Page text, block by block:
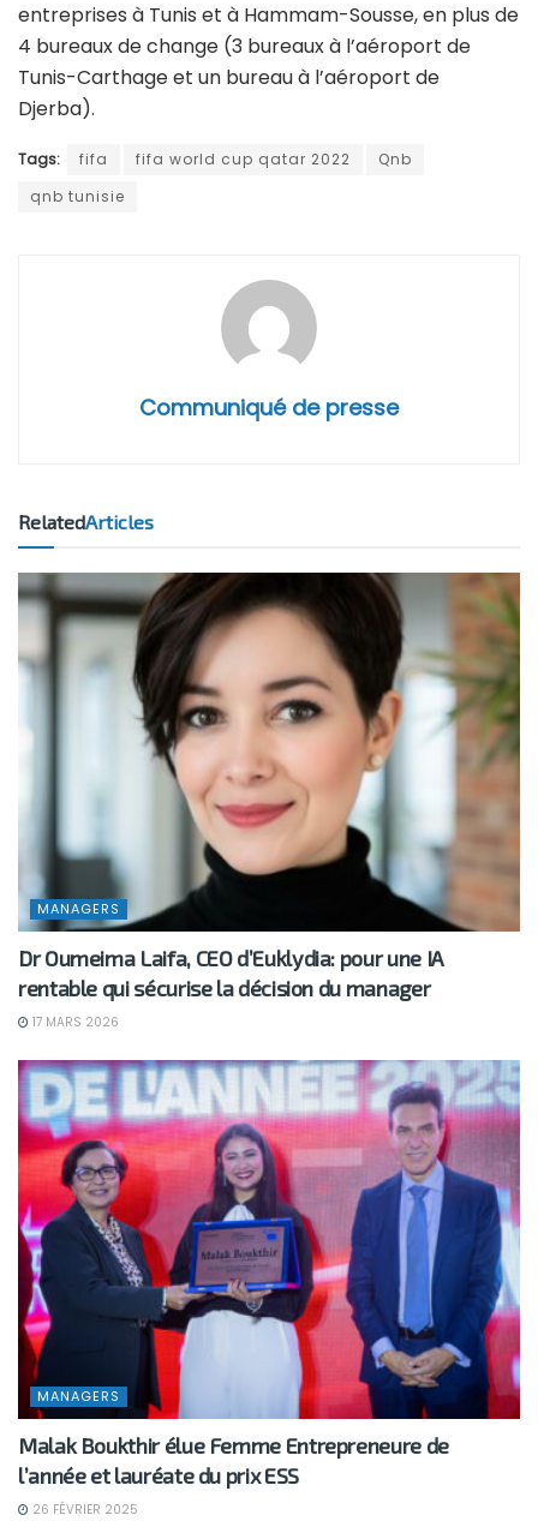
entreprises à Tunis et à Hammam-Sousse, en plus de
4 bureaux de change (3 bureaux à l’aéroport de
Tunis-Carthage et un bureau à l’aéroport de
Djerba).
Tags: fifa fifa world cup qatar 2022
Qnb
qnb tunisie
Communiqué de presse
RelatedArticles
MANAGERS
Dr Oumeima Laifa, CEO d’Euklydia: pour une IA
rentable qui sécurise la décision du manager
17 MARS 2026
MANAGERS
Malak Boukthir élue Femme Entrepreneure de
l’année et lauréate du prix ESS
26 FÉVRIER 2025